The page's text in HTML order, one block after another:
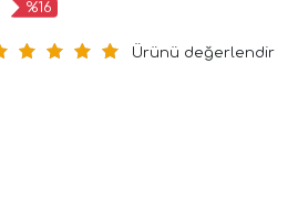
%16
Ürünü değerlendir